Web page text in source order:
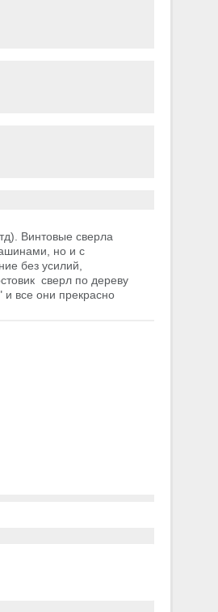
Винтовые сверла
но и с
без усилий,
сверл по дереву
все они прекрасно